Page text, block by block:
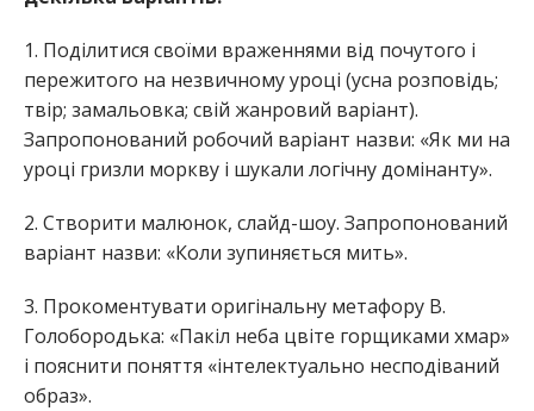
1. Поділитися своїми враженнями від почутого і
пережитого на незвичному уроці (усна розповідь;
твір; замальовка; свій жанровий варіант).
Запропонований робочий варіант назви: «Як ми на
уроці гризли моркву і шукали логічну домінанту».
2. Створити малюнок, слайд-шоу. Запропонований
варіант назви: «Коли зупиняється мить».
3. Прокоментувати оригінальну метафору В.
Голобородька: «Пакіл неба цвіте горщиками хмар»
і пояснити поняття «інтелектуально несподіваний
образ».